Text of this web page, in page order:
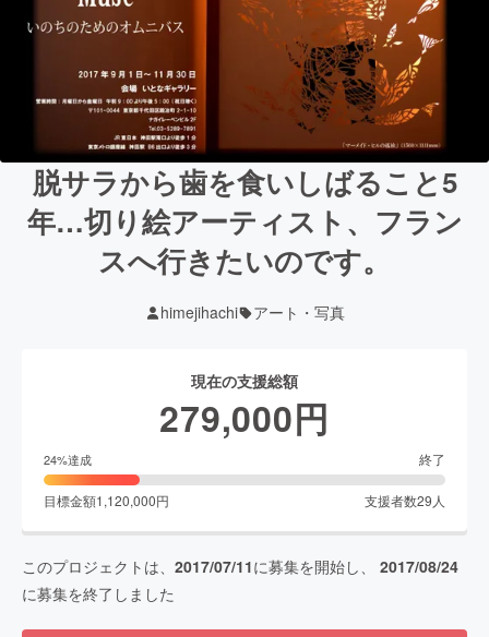
脱サラから歯を食いしばること5
年…切り絵アーティスト、フラン
スへ行きたいのです。
himejihachi アート・写真
現在の支援総額
279,000円
24%達成 終了
目標金額1,120,000円 支援者数29 人
このプロジェクトは、 2017/07/11に募集を開始し、 2017/08/24
に募集を終了しました